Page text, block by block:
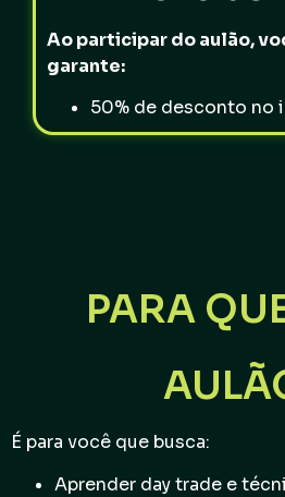
Ao participar do aulão,
garante:
50% de desconto no
PARA
É para você que busca:
Aprender day trade e